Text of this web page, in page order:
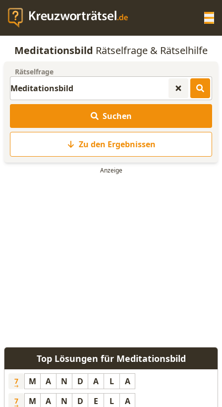
KREUZWORTRÄTSEL-HILFE
ANAGRAMM-GENERATOR
Meditationsbild Rätselfrage & Rätselhilfe
Rätselfrage
Suchen
Zu den Ergebnissen
Top Lösungen für Meditationsbild
7 M A N D A L A
7 M A N D E L A